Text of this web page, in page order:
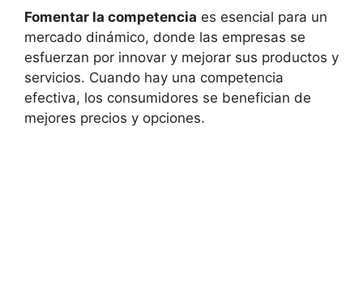
Fomentar la competencia es esencial para un
mercado dinámico, donde las empresas se
esfuerzan por innovar y mejorar sus productos y
servicios. Cuando hay una competencia
efectiva, los consumidores se benefician de
mejores precios y opciones.